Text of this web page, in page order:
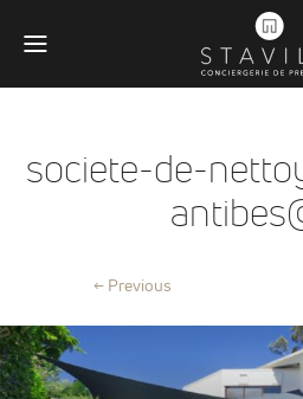
societe-de-
← Previous